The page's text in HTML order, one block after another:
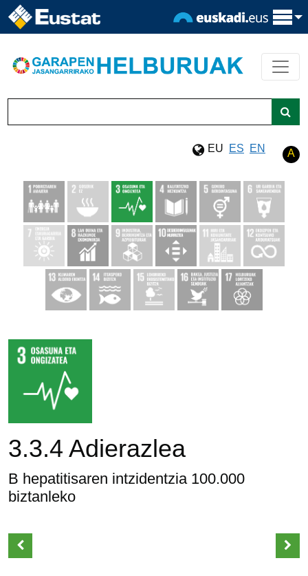
EU ES EN A
3.3.4 Adierazlea
B hepatitisaren intzidentzia 100.000
biztanleko